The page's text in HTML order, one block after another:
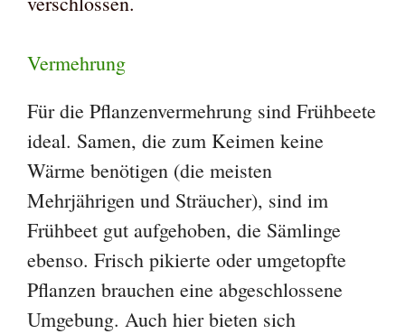
Vermehrung
Für die Pflanzenvermehrung sind Frühbeete
ideal. Samen, die zum Keimen keine
Wärme benötigen (die meisten
Mehrjährigen und Sträucher), sind im
Frühbeet gut aufgehoben, die Sämlinge
ebenso. Frisch pikierte oder umgetopfte
Pflanzen brauchen eine abgeschlossene
Umgebung. Auch hier bieten sich